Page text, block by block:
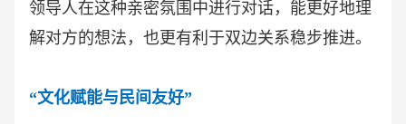
领导人在这种亲密氛围中进行对话，能更好地理
解对方的想法，也更有利于双边关系稳步推进。
“文化赋能与民间友好”